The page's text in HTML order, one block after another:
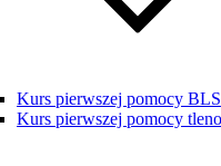
Kurs pierwszej pomocy BLS
Kurs pierwszej pomocy